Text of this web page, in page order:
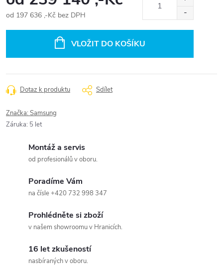
od 197 636 ,-Kč bez DPH
VLOŽIT DO KOŠÍKU
Dotaz k produktu Sdílet
Značka: Samsung
Záruka: 5 let
Montáž a servis
od profesionálů v oboru.
Poradíme Vám
na čísle +420 732 998 347
Prohlédněte si zboží
v našem showroomu v Hranicích.
16 let zkušeností
nasbíraných v oboru.